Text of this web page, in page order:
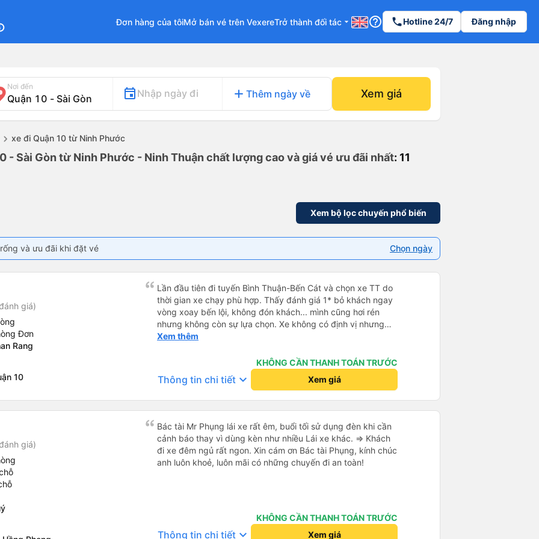
Đơn hàng của tôiMở bán vé trên VexereTrở thành đối tác arrow_drop_down help_outline phoneHotline 24/7 Đăng nhập
Nơi đến
Nhập ngày đi add Thêm ngày về Xem giá
xe đi Quận 10 từ Ninh Phước
- Sài Gòn từ Ninh Phước - Ninh Thuận chất lượng cao và giá vé ưu đãi nhất: 11
Xem bộ lọc chuyến phổ biến
và ưu đãi khi đặt vé Chọn ngày
giá)
Đơn
Rang
10
Lần đầu tiên đi tuyến Bình Thuận-Bến Cát và chọn xe TT do
thời gian xe chạy phù hợp. Thấy đánh giá 1* bỏ khách ngay
vòng xoay bến lội, không đón khách... mình cũng hơi rén
nhưng không còn sự lựa chọn. Xe không có định vị nhưng
chạy đúng giờ, lệch có vài phút. Tài xế, phụ xe thân thiện,
nắp, nên hơi lạnh cứ phà phà. Điểm 10 cho chất lượng. Sẽ đi
Xem thêm
KHÔNG CẦN THANH TOÁN TRƯỚC
Thông tin chi tiết keyboard_arrow_down Xem giá
giá)
Bác tài Mr Phụng lái xe rất êm, buổi tối sử dụng đèn khi cần
cảnh báo thay vì dùng kèn như nhiều Lái xe khác. => Khách
đi xe đêm ngủ rất ngon. Xin cám ơn Bác tài Phụng, kính chúc
anh luôn khoẻ, luôn mãi có những chuyến đi an toàn!
KHÔNG CẦN THANH TOÁN TRƯỚC
Thông tin chi tiết keyboard_arrow_down Xem giá